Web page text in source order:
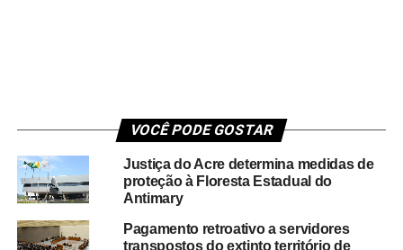
VOCÊ PODE GOSTAR
Justiça do Acre determina medidas de
proteção à Floresta Estadual do
Antimary
Pagamento retroativo a servidores
transpostos do extinto território de